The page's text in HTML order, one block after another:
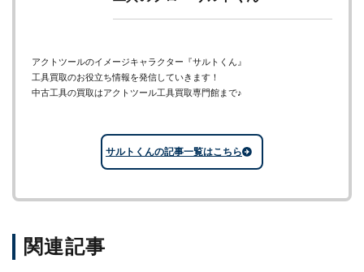
アクトツールのイメージキャラクター『サルトくん』
工具買取のお役立ち情報を発信していきます！
中古工具の買取はアクトツール工具買取専門館まで♪
サルトくんの記事一覧はこちら
関連記事